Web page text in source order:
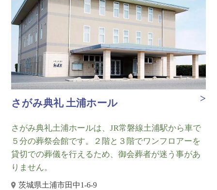
さがみ典礼 土浦ホール
さがみ典礼土浦ホールは、JR常磐線土浦駅から車で
５分の葬祭会館です。２階と３階でワンフロアーを
貸切での葬儀を行えるため、御会葬者が迷う事があ
りません。
茨城県土浦市田中1-6-9